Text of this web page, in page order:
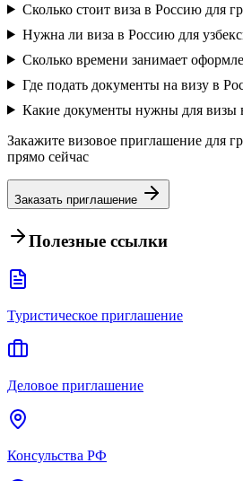
Сколько стоит виза в Россию для
Нужна ли виза в Россию для
Сколько времени занимает
Где подать документы на визу в
Какие документы нужны для визы
Закажите визовое приглашение для
прямо сейчас
Заказать приглашение
Полезные ссылки
Туристическое приглашение
Деловое приглашение
Консульства РФ